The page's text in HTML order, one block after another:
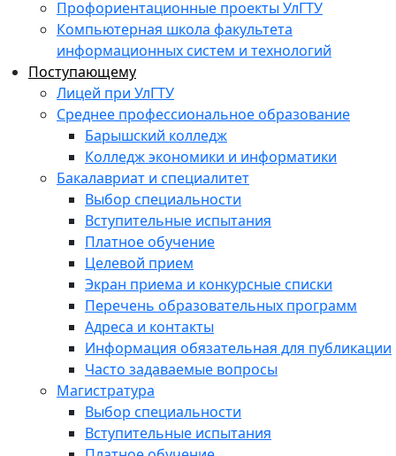
Профориентационные проекты УлГТУ
Компьютерная школа факультета
информационных систем и технологий
Поступающему
Лицей при УлГТУ
Среднее профессиональное образование
Барышский колледж
Колледж экономики и информатики
Бакалавриат и специалитет
Выбор специальности
Вступительные испытания
Платное обучение
Целевой прием
Экран приема и конкурсные списки
Перечень образовательных программ
Адреса и контакты
Информация обязательная для публикации
Часто задаваемые вопросы
Магистратура
Выбор специальности
Вступительные испытания